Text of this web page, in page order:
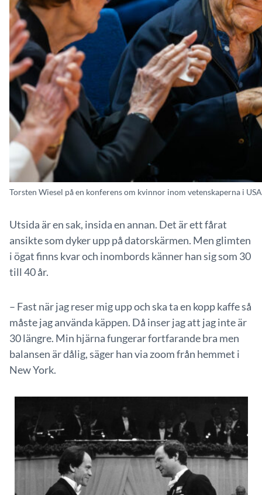
Torsten Wiesel på en konferens om kvinnor inom vetenskaperna i
Utsida är en sak, insida en annan. Det är ett fårat
ansikte som dyker upp på datorskärmen. Men glimten
i ögat finns kvar och inombords känner han sig som 30
till 40 år.
– Fast när jag reser mig upp och ska ta en kopp kaffe så
måste jag använda käppen. Då inser jag att jag inte är
30 längre. Min hjärna fungerar fortfarande bra men
balansen är dålig, säger han via zoom från hemmet i
New York.